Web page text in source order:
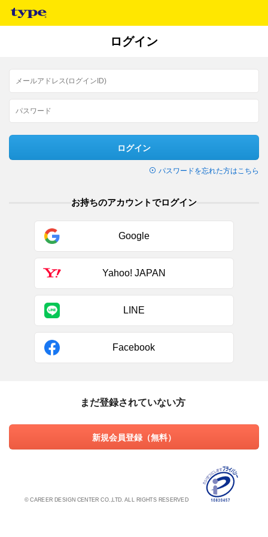
ログイン
ログイン
パスワードを忘れた方はこちら
お持ちのアカウントでログイン
Google
Yahoo! JAPAN
LINE
Facebook
まだ登録されていない方
新規会員登録（無料）
© CAREER DESIGN CENTER CO.,LTD. ALL RIGHTS RESERVED